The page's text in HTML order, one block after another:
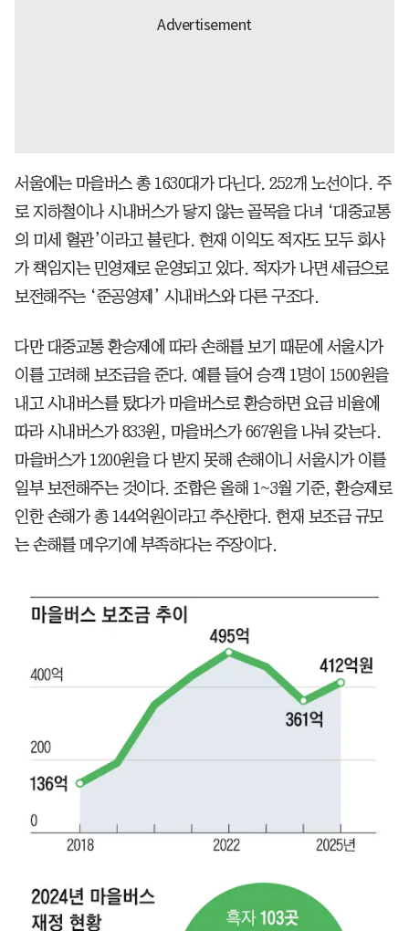
서울에는 마을버스 총 1630대가 다닌다. 252개 노선이다. 주
로 지하철이나 시내버스가 닿지 않는 골목을 다녀 ‘대중교통
의 미세 혈관’이라고 불린다. 현재 이익도 적자도 모두 회사
가 책임지는 민영제로 운영되고 있다. 적자가 나면 세금으로
보전해주는 ‘준공영제’ 시내버스와 다른 구조다.
다만 대중교통 환승제에 따라 손해를 보기 때문에 서울시가
이를 고려해 보조금을 준다. 예를 들어 승객 1명이 1500원을
내고 시내버스를 탔다가 마을버스로 환승하면 요금 비율에
따라 시내버스가 833원, 마을버스가 667원을 나눠 갖는다.
마을버스가 1200원을 다 받지 못해 손해이니 서울시가 이를
일부 보전해주는 것이다. 조합은 올해 1~3월 기준, 환승제로
인한 손해가 총 144억원이라고 추산한다. 현재 보조금 규모
는 손해를 메우기에 부족하다는 주장이다.